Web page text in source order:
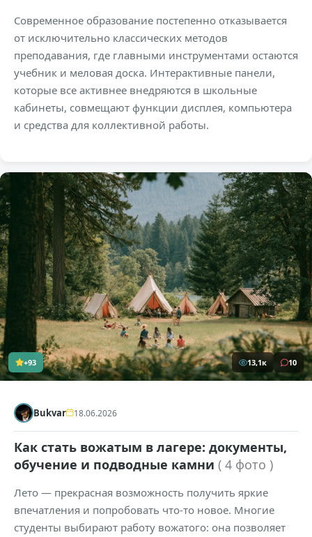
Современное образование постепенно отказывается
от исключительно классических методов
преподавания, где главными инструментами остаются
учебник и меловая доска. Интерактивные панели,
которые все активнее внедряются в школьные
кабинеты, совмещают функции дисплея, компьютера
и средства для коллективной работы.
+93 13,1к 10
Bukvar 18.06.2026
Как стать вожатым в лагере: документы,
обучение и подводные камни ( 4 фото )
Лето — прекрасная возможность получить яркие
впечатления и попробовать что-то новое. Многие
студенты выбирают работу вожатого: она позволяет